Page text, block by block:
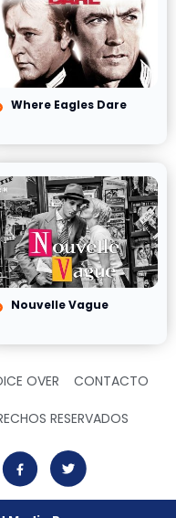
Where Eagles Dare
Nouvelle Vague
OVER CONTACTO
RESERVADOS